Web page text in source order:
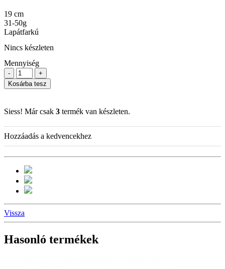
19 cm
31-50g
Lapátfarkú
Nincs készleten
Mennyiség
-
+
Kosárba tesz
Siess! Már csak 3 termék van készleten.
Hozzáadás a kedvencekhez
Vissza
Hasonló termékek